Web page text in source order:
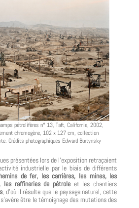
pétrolifères n° 13, Taft, Californie, 2002,
chromogène, 102 x 127 cm, collection
Crédits photographiques Edward Burtynsky
présentées lors de l’exposition retraçaient
industrielle par le biais de différents
de fer, les carrières, les mines, les
les raffineries de pétrole et les chantiers
, d’où il résulte que le paysage naturel, cette
être le témoignage des mutations des